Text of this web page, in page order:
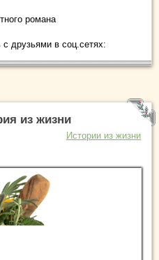
романа
друзьями в соц.сетях:
из жизни
Истории из жизни